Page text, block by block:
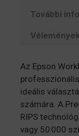
További
Az Epson
ideális
számára. A
RIPS
vagy 50 000